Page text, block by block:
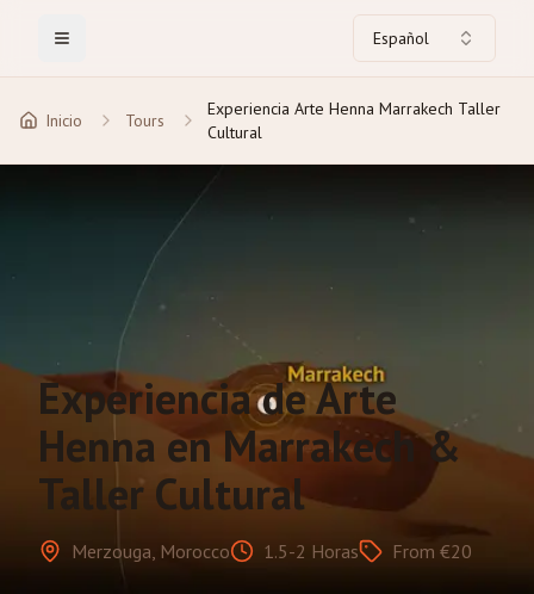
Toggle Menu Español
Inicio Tours
Experiencia Arte Henna Marrakech Taller
Cultural
Experiencia de Arte
Henna en Marrakech &
Taller Cultural
Merzouga, Morocco 1.5-2 Horas From €20